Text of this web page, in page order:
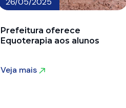
Prefeitura oferece
Equoterapia aos alunos
Veja mais